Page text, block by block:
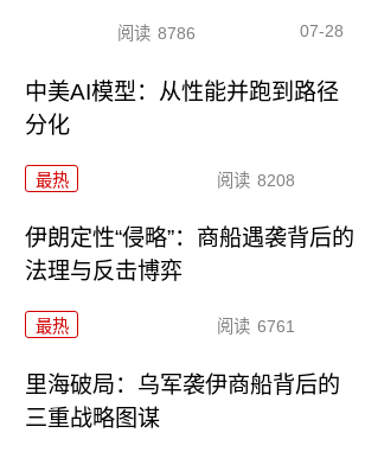
阅读 8786 07-28
中美AI模型：从性能并跑到路径
分化
最热 阅读 8208
伊朗定性“侵略”：商船遇袭背后的
法理与反击博弈
最热 阅读 6761
里海破局：乌军袭伊商船背后的
三重战略图谋